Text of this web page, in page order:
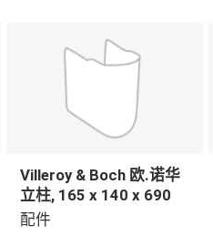
Villeroy & Boch 欧.诺华
立柱, 165 x 140 x 690
mm, 白色
配件